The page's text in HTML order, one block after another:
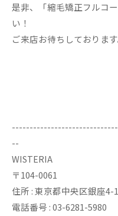
是非、「縮毛矯正フルコ
い！
ご来店お待ちしております
--
WISTERIA
〒104-0061
住所 : 東京都中央区銀座4-
電話番号 : 03-6281-5980